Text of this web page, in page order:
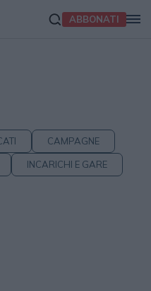
ABBONATI
CAMPAGNE
INCARICHI E GARE